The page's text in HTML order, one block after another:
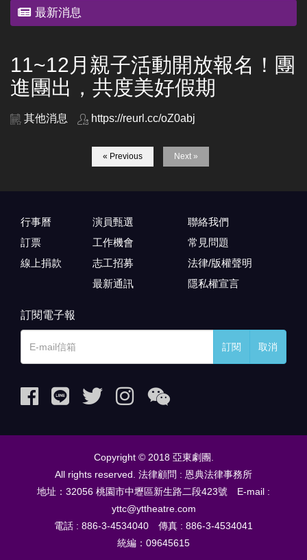
最新消息
11~12月親子活動開放報名！團
進團出，共度美好假期
其他消息 https://reurl.cc/oZ0abj
« Previous Next »
行事曆
訂票
線上捐款
演員甄選
工作機會
志工招募
最新通訊
聯絡我們
常見問題
法律/版權聲明
隱私權宣言
訂閱電子報
訂閱 取消
Copyright © 2018 亞東劇團.
All rights reserved. 法律顧問 : 恩典法律事務所
地址：32056 桃園市中壢區新生路二段423號 E-mail :
yttc@yttheatre.com
電話 : 886-3-4534040 傳真 : 886-3-4534041
統編：09645615